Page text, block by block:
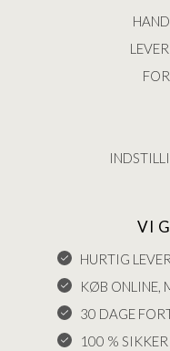
VI
HURTIG
KØB ONLINE,
30 DAGE
100 % SIKKER